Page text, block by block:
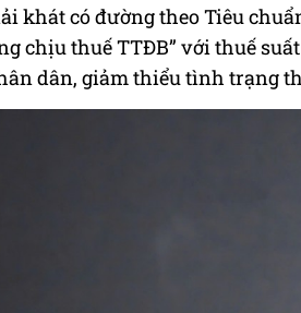
khát có đường theo Tiêu
chịu thuế TTĐB” với thuế
dân, giảm thiểu tình trạng